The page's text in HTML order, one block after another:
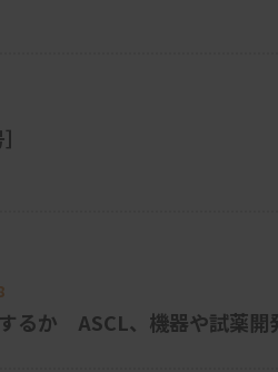
るか ASCL、機器や試薬開